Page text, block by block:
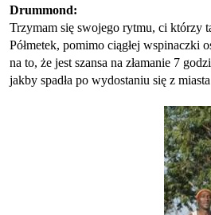
Drummond:
Trzymam się swojego rytmu, ci którzy
Półmetek, pomimo ciągłej wspinaczki
na to, że jest szansa na złamanie 7
jakby spadła po wydostaniu się z